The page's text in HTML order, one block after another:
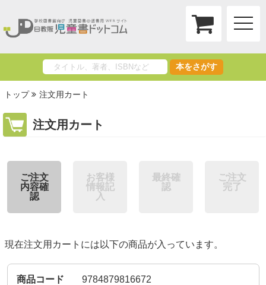
toggle
本をさがす
トップ 注文用カート
注文用カート
ご注文
内容確
認
お客様
情報記
入
最終確
認
ご注文
完了
現在注文用カートには以下の商品が入っています。
9784879816672